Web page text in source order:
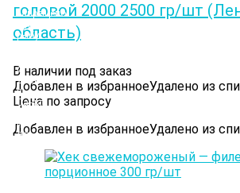
головой 2000 2500 гр/шт
область)
В наличии под заказ
Добавлен в избранноеУдалено из
Цена по запросу
Добавлен в избранноеУдалено из
запрещено.
Купить
рыбу
с
доставкой
в
Санкт-
и
ЛО.